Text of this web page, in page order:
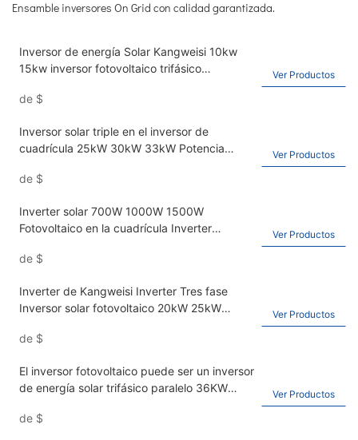
Ensamble inversores On Grid con calidad garantizada.
Inversor de energía Solar Kangweisi 10kw
15kw inversor fotovoltaico trifásico
de $
Ver Productos
Inversor solar triple en el inversor de
cuadrícula 25kW 30kW 33kW Potencia
de $
Ver Productos
Inverter solar 700W 1000W 1500W
Fotovoltaico en la cuadrícula Inverter
de $
Ver Productos
Inverter de Kangweisi Inverter Tres fase
Inversor solar fotovoltaico 20kW 25kW
de $
Ver Productos
El inversor fotovoltaico puede ser un inversor
de energía solar trifásico paralelo 36KW
de $
Ver Productos